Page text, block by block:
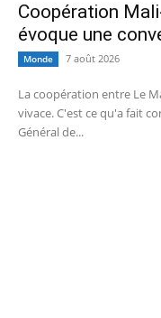
Coopération
évoque une
Monde 7 août 2026
La coopération entre Le
vivace. C'est ce qu'a fait
Général de...